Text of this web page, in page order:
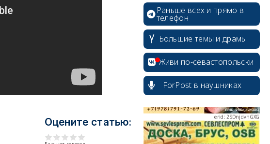
Оцените статью:
Раньше всех и прямо в
телефон
Большие темы и драмы
Живи по-севастопольски
ForPost в наушниках
erid: 2SDnjcrDNw6
erid: 2SDnjdPjgYS